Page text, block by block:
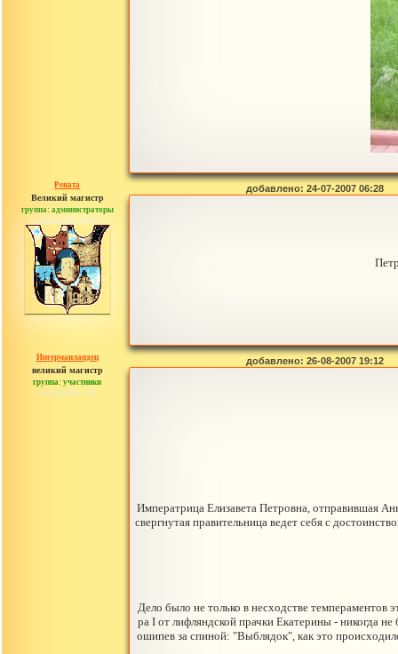
Рената
Великий магистр
группа: администраторы
сообщений: 30442
добавлено: 24-07-2007 06:28
Ингерманландец
великий магистр
группа: участники
сообщений: 792
добавлено: 26-08-2007 19:12
Императрица Елизавета Петровна, отправившая
свергнутая правительница ведет себя с
Дело было не только в несходстве темпераментов
ра I от лифляндской прачки Екатерины - никогда
ошипев за спиной: "Выблядок", как это